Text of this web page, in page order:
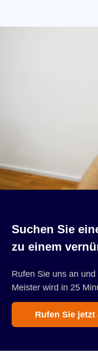
Suchen Sie
zu einem
Rufen Sie uns an
Meister wird in 25
Rufen Sie jetzt